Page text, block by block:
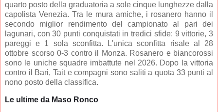
quarto posto della graduatoria a sole cinque lunghezze dalla
capolista Venezia. Tra le mura amiche, i rosanero hanno il
secondo miglior rendimento del campionato al pari dei
lagunari, con 30 punti conquistati in tredici sfide: 9 vittorie, 3
pareggi e 1 sola sconfitta. L'unica sconfitta risale al 28
ottobre scorso 0-3 contro il Monza. Rosanero e biancorossi
sono le uniche squadre imbattute nel 2026. Dopo la vittoria
contro il Bari, Tait e compagni sono saliti a quota 33 punti al
nono posto della classifica.
Le ultime da Maso Ronco